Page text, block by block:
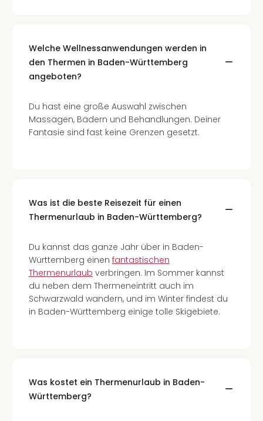
Welche Wellnessanwendungen werden in
den Thermen in Baden-Württemberg
angeboten?
Du hast eine große Auswahl zwischen
Massagen, Bädern und Behandlungen. Deiner
Fantasie sind fast keine Grenzen gesetzt.
Was ist die beste Reisezeit für einen
Thermenurlaub in Baden-Württemberg?
Du kannst das ganze Jahr über in Baden-
Württemberg einen fantastischen
Thermenurlaub verbringen. Im Sommer kannst
du neben dem Thermeneintritt auch im
Schwarzwald wandern, und im Winter findest du
in Baden-Württemberg einige tolle Skigebiete.
Was kostet ein Thermenurlaub in Baden-
Württemberg?